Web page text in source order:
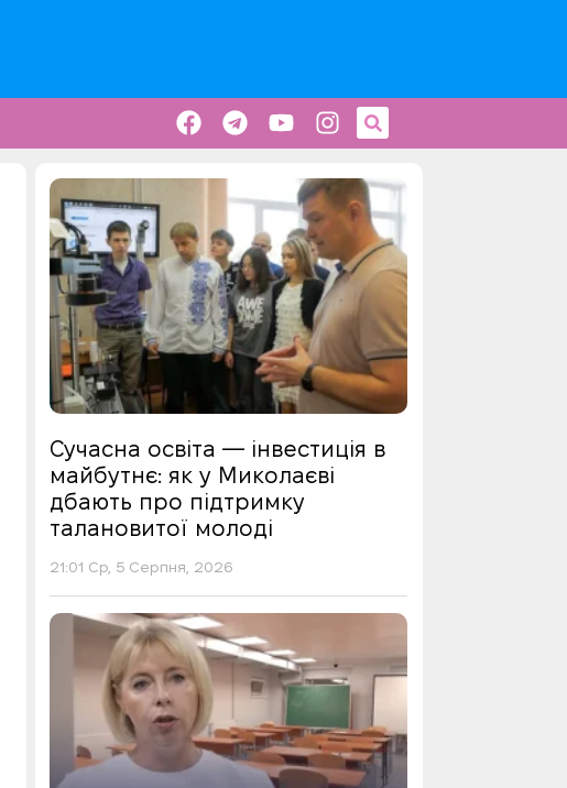
Сучасна освіта — інвестиція в
майбутнє: як у Миколаєві
дбають про підтримку
талановитої молоді
21:01 Ср, 5 Серпня, 2026